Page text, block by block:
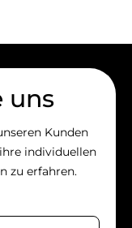
uns
Kunden
individuellen
zu erfahren.